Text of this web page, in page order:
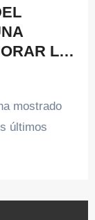
LA
mostrado
últimos